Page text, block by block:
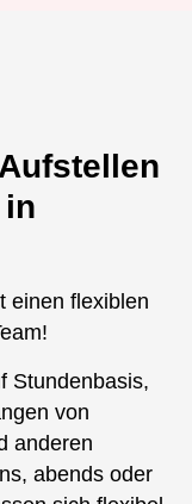
einen flexiblen
Stundenbasis,
von
anderen
abends oder